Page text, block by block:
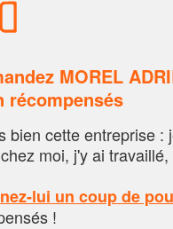
MOREL
récompensés
bien cette entreprise :
moi, j'y ai travaillé,
lui un coup de
!